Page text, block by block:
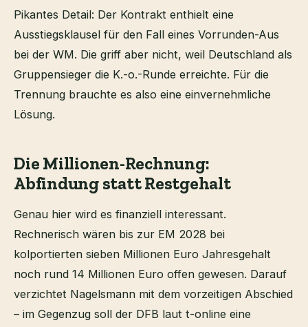
Pikantes Detail: Der Kontrakt enthielt eine
Ausstiegsklausel für den Fall eines Vorrunden-Aus
bei der WM. Die griff aber nicht, weil Deutschland als
Gruppensieger die K.-o.-Runde erreichte. Für die
Trennung brauchte es also eine einvernehmliche
Lösung.
Die Millionen-Rechnung:
Abfindung statt Restgehalt
Genau hier wird es finanziell interessant.
Rechnerisch wären bis zur EM 2028 bei
kolportierten sieben Millionen Euro Jahresgehalt
noch rund 14 Millionen Euro offen gewesen. Darauf
verzichtet Nagelsmann mit dem vorzeitigen Abschied
– im Gegenzug soll der DFB laut t-online eine